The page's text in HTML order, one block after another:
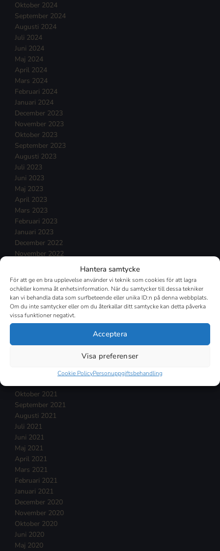
Hantera samtycke
För att ge en bra upplevelse använder vi teknik som cookies för att lagra
och/eller komma åt enhetsinformation. När du samtycker till dessa tekniker
kan vi behandla data som surfbeteende eller unika ID:n på denna webbplats.
Om du inte samtycker eller om du återkallar ditt samtycke kan detta påverka
vissa funktioner negativt.
Acceptera
Visa preferenser
Cookie PolicyPersonuppgiftsbehandling
Oktober 2024
September 2024
Augusti 2024
Juli 2024
Juni 2024
Maj 2024
April 2024
Mars 2024
Februari 2024
Januari 2024
December 2023
November 2023
Oktober 2023
September 2023
Augusti 2023
Juli 2023
Juni 2023
Maj 2023
April 2023
Mars 2023
Februari 2023
Januari 2023
December 2022
November 2022
September 2022
Augusti 2022
Juli 2022
Juni 2022
Maj 2022
December 2021
Oktober 2021
September 2021
Augusti 2021
Juli 2021
Juni 2021
Maj 2021
April 2021
Mars 2021
Februari 2021
Januari 2021
December 2020
November 2020
Oktober 2020
Juni 2020
Maj 2020